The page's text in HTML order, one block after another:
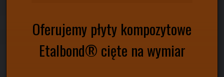
Oferujemy płyty kompozytowe
Etalbond® cięte na wymiar